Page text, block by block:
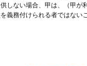
しない場合、甲は、（甲
義務付けられる者ではな